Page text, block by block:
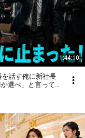
1:44:10
を話す俺に新社長
選べ」と言ってき